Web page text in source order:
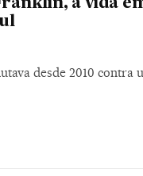
a vida
desde 2010 contra